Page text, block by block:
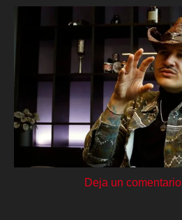
Deja un comentario